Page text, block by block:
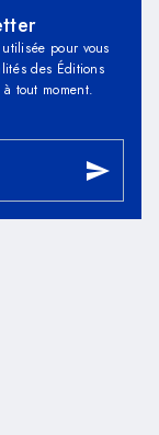
pour vous
des Éditions
tout moment.
send